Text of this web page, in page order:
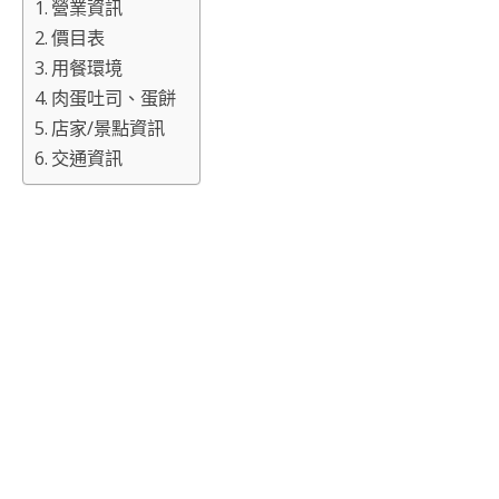
營業資訊
價目表
用餐環境
肉蛋吐司、蛋餅
店家/景點資訊
交通資訊